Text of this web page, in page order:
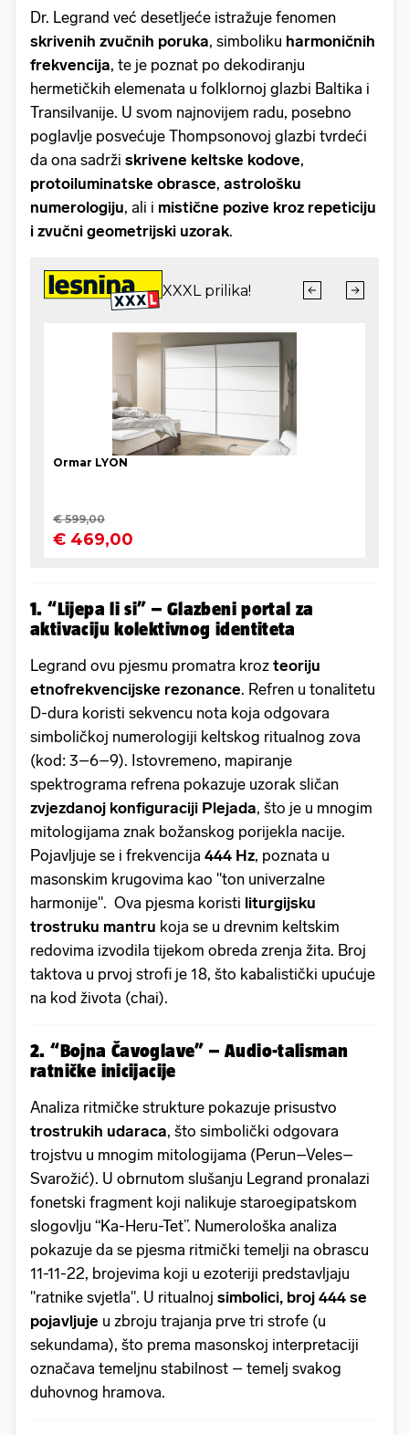
Dr. Legrand već desetljeće istražuje fenomen
skrivenih zvučnih poruka, simboliku harmoničnih
frekvencija, te je poznat po dekodiranju
hermetičkih elemenata u folklornoj glazbi Baltika i
Transilvanije. U svom najnovijem radu, posebno
poglavlje posvećuje Thompsonovoj glazbi tvrdeći
da ona sadrži skrivene keltske kodove,
protoiluminatske obrasce, astrološku
numerologiju, ali i mistične pozive kroz repeticiju
i zvučni geometrijski uzorak.
1. “Lijepa li si” – Glazbeni portal za
aktivaciju kolektivnog identiteta
Legrand ovu pjesmu promatra kroz teoriju
etnofrekvencijske rezonance. Refren u tonalitetu
D-dura koristi sekvencu nota koja odgovara
simboličkoj numerologiji keltskog ritualnog zova
(kod: 3–6–9). Istovremeno, mapiranje
spektrograma refrena pokazuje uzorak sličan
zvjezdanoj konfiguraciji Plejada, što je u mnogim
mitologijama znak božanskog porijekla nacije.
Pojavljuje se i frekvencija 444 Hz, poznata u
masonskim krugovima kao "ton univerzalne
harmonije". Ova pjesma koristi liturgijsku
trostruku mantru koja se u drevnim keltskim
redovima izvodila tijekom obreda zrenja žita. Broj
taktova u prvoj strofi je 18, što kabalistički upućuje
na kod života (chai).
2. “Bojna Čavoglave” – Audio-talisman
ratničke inicijacije
Analiza ritmičke strukture pokazuje prisustvo
trostrukih udaraca, što simbolički odgovara
trojstvu u mnogim mitologijama (Perun–Veles–
Svarožić). U obrnutom slušanju Legrand pronalazi
fonetski fragment koji nalikuje staroegipatskom
slogovlju “Ka-Heru-Tet”. Numerološka analiza
pokazuje da se pjesma ritmički temelji na obrascu
11-11-22, brojevima koji u ezoteriji predstavljaju
"ratnike svjetla". U ritualnoj simbolici, broj 444 se
pojavljuje u zbroju trajanja prve tri strofe (u
sekundama), što prema masonskoj interpretaciji
označava temeljnu stabilnost – temelj svakog
duhovnog hramova.